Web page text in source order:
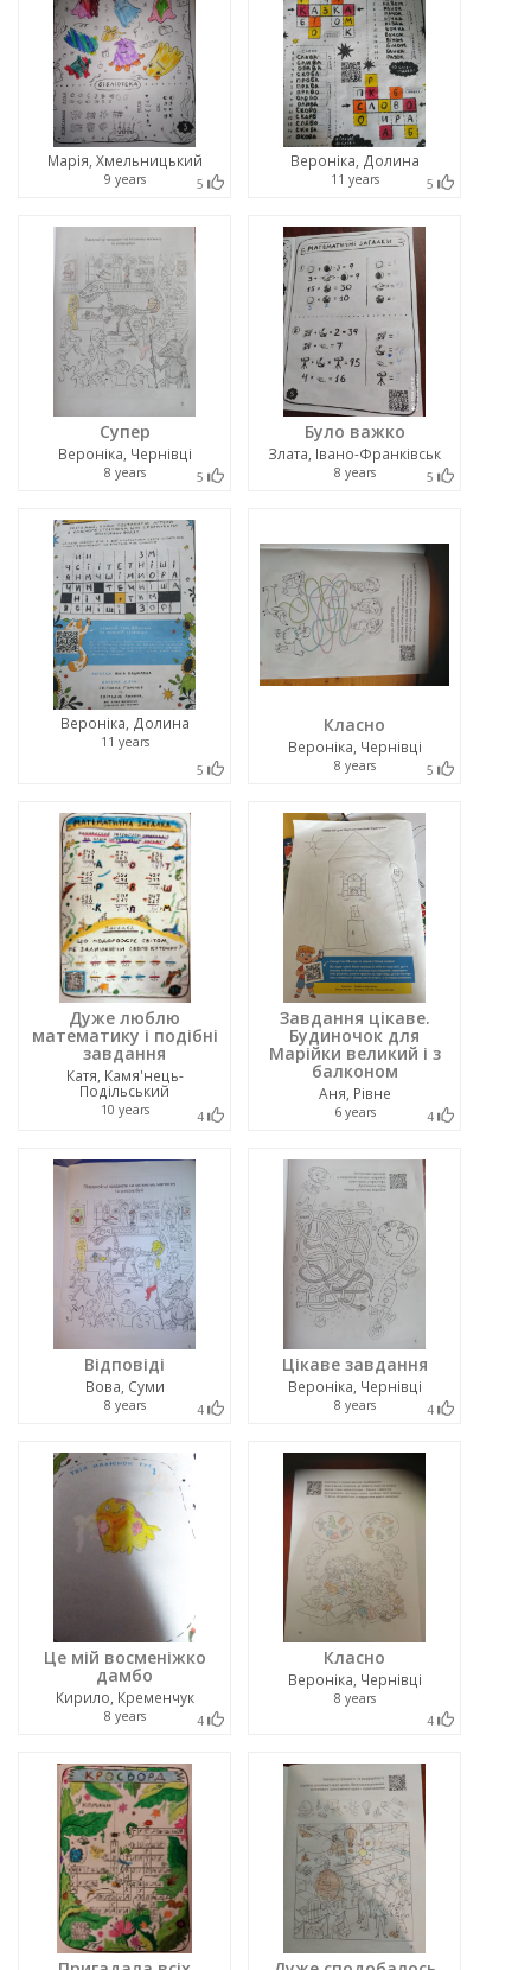
Марія, Хмельницький
9 years 5
Вероніка, Долина
11 years 5
Супер
Вероніка, Чернівці
8 years 5
Було важко
Злата, Івано-Франківськ
8 years 5
Вероніка, Долина
11 years
5
Класно
Вероніка, Чернівці
8 years 5
Дуже люблю
математику і подібні
завдання
Катя, Камя'нець-
Подільський
10 years 4
Завдання цікаве.
Будиночок для
Марійки великий і з
балконом
Аня, Рівне
6 years 4
Відповіді
Вова, Суми
8 years 4
Цікаве завдання
Вероніка, Чернівці
8 years 4
Це мій восменіжко
дамбо
Кирило, Кременчук
8 years 4
Класно
Вероніка, Чернівці
8 years
4